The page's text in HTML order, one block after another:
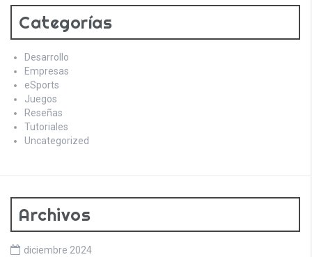
Categorías
Desarrollo
Empresas
eSports
Juegos
Reseñas
Tutoriales
Uncategorized
Archivos
diciembre 2024